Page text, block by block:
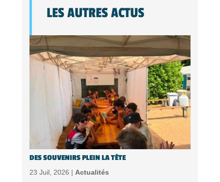
LES AUTRES ACTUS
DES SOUVENIRS PLEIN LA TÊTE
23 Juil, 2026 | Actualités